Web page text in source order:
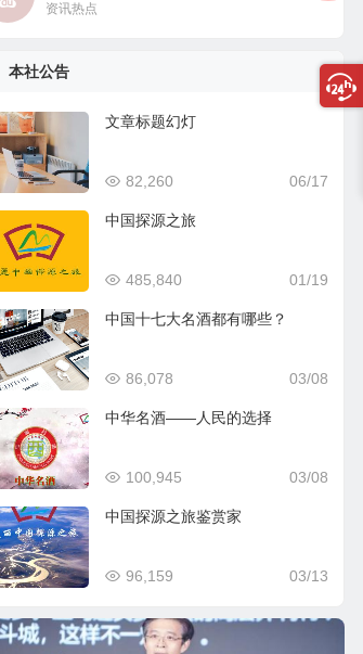
资讯热点
本社公告
文章标题幻灯
06/17
82,260
中国探源之旅
01/19
485,840
中国十七大名酒都有哪些？
03/08
86,078
中华名酒——人民的选择
03/08
100,945
中国探源之旅鉴赏家
03/13
96,159